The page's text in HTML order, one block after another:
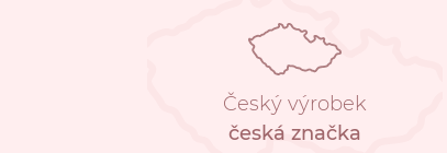
Český výrobek
česká značka